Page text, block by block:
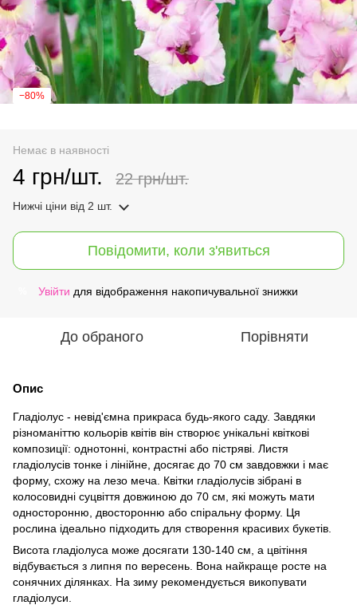
−80%
Немає в наявності
4 грн/шт. 22 грн/шт.
Нижчі ціни від 2 шт.
Повідомити, коли з'явиться
Увійти для відображення накопичувальної знижки
До обраного Порівняти
Опис
Гладіолус - невід'ємна прикраса будь-якого саду. Завдяки
різноманіттю кольорів квітів він створює унікальні квіткові
композиції: однотонні, контрастні або пістряві. Листя
гладіолусів тонке і лінійне, досягає до 70 см завдовжки і має
форму, схожу на лезо меча. Квітки гладіолусів зібрані в
колосовидні суцвіття довжиною до 70 см, які можуть мати
односторонню, двосторонню або спіральну форму. Ця
рослина ідеально підходить для створення красивих букетів.
Висота гладіолуса може досягати 130-140 см, а цвітіння
відбувається з липня по вересень. Вона найкраще росте на
сонячних ділянках. На зиму рекомендується викопувати
гладіолуси.